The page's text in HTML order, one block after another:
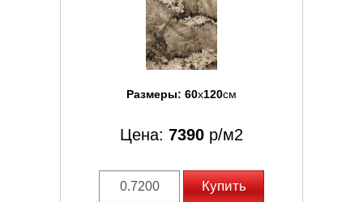
Размеры: 60x120см
Цена: 7390 р/м2
Купить